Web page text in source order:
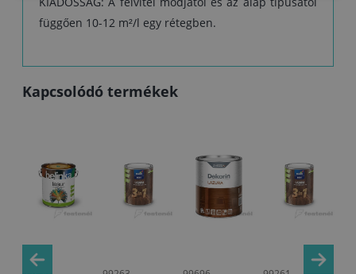
függően 10-12 m²/l egy rétegben.
Kapcsolódó termékek